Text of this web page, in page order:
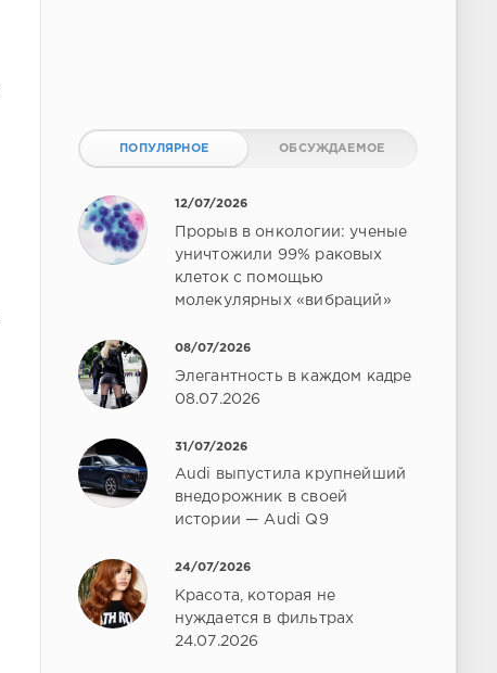
ПОПУЛЯРНОЕ ОБСУЖДАЕМОЕ
12/07/2026
Прорыв в онкологии: ученые
уничтожили 99% раковых
клеток с помощью
молекулярных «вибраций»
08/07/2026
Элегантность в каждом кадре
08.07.2026
31/07/2026
Audi выпустила крупнейший
внедорожник в своей
истории — Audi Q9
24/07/2026
Красота, которая не
нуждается в фильтрах
24.07.2026